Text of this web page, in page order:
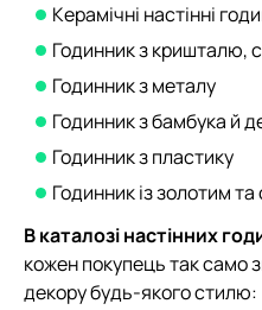
Керамічні настінні
Годинник з кришталю,
Годинник з металу
Годинник з бамбука й
Годинник з пластику
Годинник із золотим
В каталозі настінних
кожен покупець так само
декору будь-якого стилю: